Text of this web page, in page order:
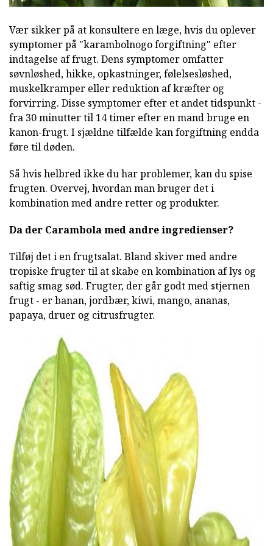
Vær sikker på at konsultere en læge, hvis du oplever
symptomer på "karambolnogo forgiftning" efter
indtagelse af frugt. Dens symptomer omfatter
søvnløshed, hikke, opkastninger, følelsesløshed,
muskelkramper eller reduktion af kræfter og
forvirring. Disse symptomer efter et andet tidspunkt -
fra 30 minutter til 14 timer efter en mand bruge en
kanon-frugt. I sjældne tilfælde kan forgiftning endda
føre til døden.
Så hvis helbred ikke du har problemer, kan du spise
frugten. Overvej, hvordan man bruger det i
kombination med andre retter og produkter.
Da der Carambola med andre ingredienser?
Tilføj det i en frugtsalat. Bland skiver med andre
tropiske frugter til at skabe en kombination af lys og
saftig smag sød. Frugter, der går godt med stjernen
frugt - er banan, jordbær, kiwi, mango, ananas,
papaya, druer og citrusfrugter.